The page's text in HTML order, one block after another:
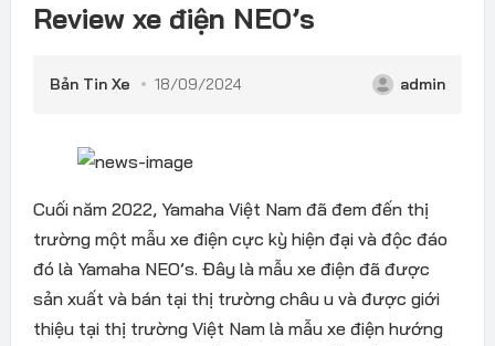
Review xe điện NEO’s
Bản Tin Xe 18/09/2024 admin
Cuối năm 2022, Yamaha Việt Nam đã đem đến thị
trường một mẫu xe điện cực kỳ hiện đại và độc đáo
đó là Yamaha NEO’s. Đây là mẫu xe điện đã được
sản xuất và bán tại thị trường châu u và được giới
thiệu tại thị trường Việt Nam là mẫu xe điện hướng